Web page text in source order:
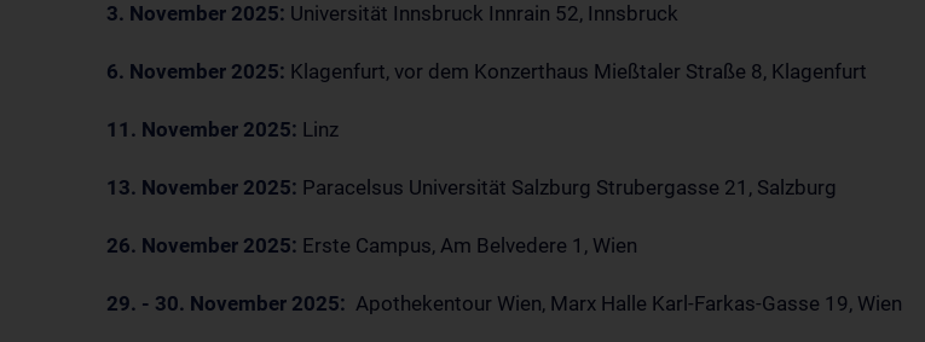
3. November 2025: Universität Innsbruck Innrain 52, Innsbruck
6. November 2025: Klagenfurt, vor dem Konzerthaus Mießtaler Straße 8, Klagenfurt
11. November 2025: Linz
13. November 2025: Paracelsus Universität Salzburg Strubergasse 21, Salzburg
26. November 2025: Erste Campus, Am Belvedere 1, Wien
29. - 30. November 2025: Apothekentour Wien, Marx Halle Karl-Farkas-Gasse 19, Wien